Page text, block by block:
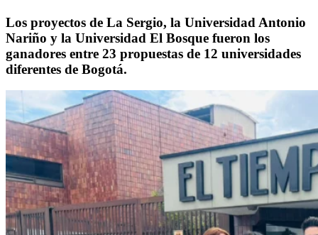
Los proyectos de La Sergio, la Universidad Antonio
Nariño y la Universidad El Bosque fueron los
ganadores entre 23 propuestas de 12 universidades
diferentes de Bogotá.